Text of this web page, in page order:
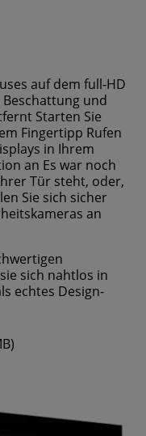
auf dem full-HD
Beschattung und
Starten Sie
Fingertipp Rufen
in Ihrem
an Es war noch
Tür steht, oder,
Sie sich sicher
an
sich nahtlos in
echtes Design-